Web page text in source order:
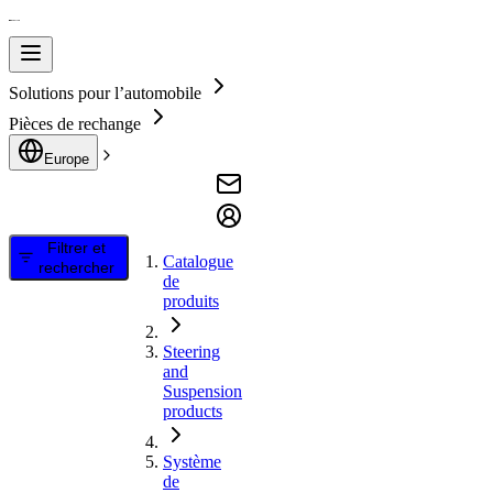
Solutions pour l’automobile
Pièces de rechange
Europe
Filtrer et
rechercher
Catalogue
de
produits
Steering
and
Suspension
products
Système
de